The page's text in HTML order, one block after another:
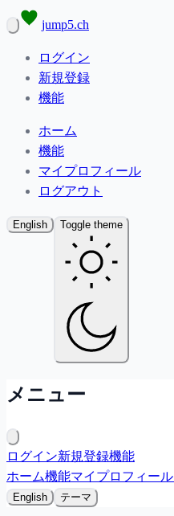
jump5.ch
ログイン
新規登録
機能
ホーム
機能
マイプロフィール
ログアウト
English Toggle theme
メニュー
ログイン新規登録機能
ホーム機能マイプロフィール
English テーマ